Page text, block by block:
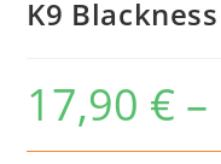
K9
17,90 € –